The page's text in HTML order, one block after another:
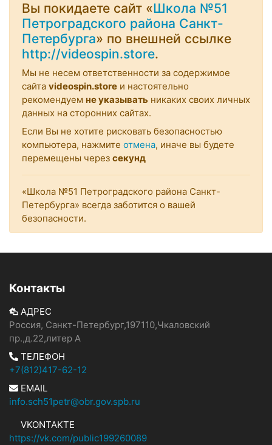
Вы покидаете сайт «Школа №51
Петроградского района Санкт-
Петербурга» по внешней ссылке
http://videospin.store.
Мы не несем ответственности за содержимое
сайта videospin.store и настоятельно
рекомендуем не указывать никаких своих личных
данных на сторонних сайтах.
Если Вы не хотите рисковать безопасностью
компьютера, нажмите отмена, иначе вы будете
перемещены через секунд
«Школа №51 Петроградского района Санкт-
Петербурга» всегда заботится о вашей
безопасности.
Контакты
АДРЕС
Россия, Санкт-Петербург,197110,Чкаловский
пр.,д.22,литер А
ТЕЛЕФОН
+7(812)417-62-12
EMAIL
info.sch51petr@obr.gov.spb.ru
VKONTAKTE
https://vk.com/public199260089